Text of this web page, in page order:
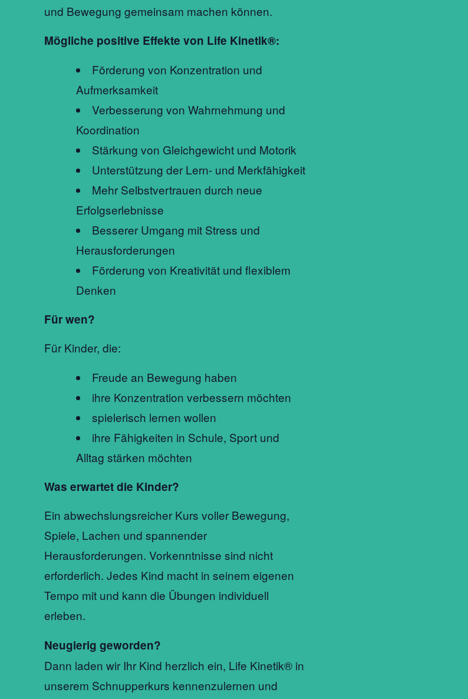
und Bewegung gemeinsam machen können.
Mögliche positive Effekte von Life Kinetik®:
Förderung von Konzentration und
Aufmerksamkeit
Verbesserung von Wahrnehmung und
Koordination
Stärkung von Gleichgewicht und Motorik
Unterstützung der Lern- und Merkfähigkeit
Mehr Selbstvertrauen durch neue
Erfolgserlebnisse
Besserer Umgang mit Stress und
Herausforderungen
Förderung von Kreativität und flexiblem
Denken
Für wen?
Für Kinder, die:
Freude an Bewegung haben
ihre Konzentration verbessern möchten
spielerisch lernen wollen
ihre Fähigkeiten in Schule, Sport und
Alltag stärken möchten
Was erwartet die Kinder?
Ein abwechslungsreicher Kurs voller Bewegung,
Spiele, Lachen und spannender
Herausforderungen. Vorkenntnisse sind nicht
erforderlich. Jedes Kind macht in seinem eigenen
Tempo mit und kann die Übungen individuell
erleben.
Neugierig geworden?
Dann laden wir Ihr Kind herzlich ein, Life Kinetik® in
unserem Schnupperkurs kennenzulernen und